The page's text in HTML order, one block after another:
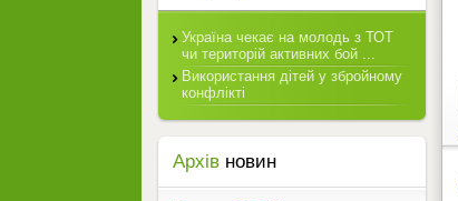
Україна чекає на молодь з ТОТ
чи територій активних бой ...
Використання дітей у збройному
конфлікті
Архів новин